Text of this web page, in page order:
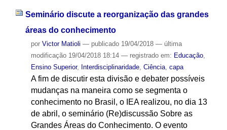
Seminário discute a reorganização das grandes
áreas do conhecimento
por Victor Matioli — publicado19/04/2018 — última
modificação19/04/2018 18:14 — registrado em: Educação,
Ensino Superior, Interdisciplinaridade, Ciência, capa
A fim de discutir esta divisão e debater possíveis
mudanças na maneira como se segmenta o
conhecimento no Brasil, o IEA realizou, no dia 13
de abril, o seminário (Re)discussão Sobre as
Grandes Áreas do Conhecimento. O evento